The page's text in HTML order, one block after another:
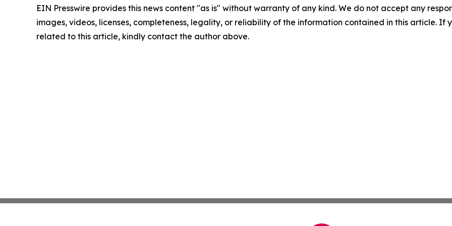
EIN Presswire provides this news content "as is" without warranty of any kind. We do not accept any
images, videos, licenses, completeness, legality, or reliability of the information contained in this article. If
related to this article, kindly contact the author above.